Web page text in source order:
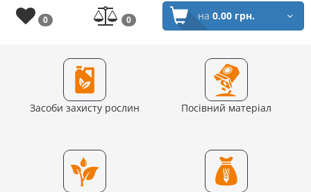
0 0 на 0.00 грн.
Засоби захисту рослин Посівний матеріал